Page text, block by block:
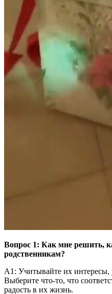
Вопрос 1: Как мне решить,
родственникам?
А1: Учитывайте их интересы,
Выберите что-то, что
радость в их жизнь.